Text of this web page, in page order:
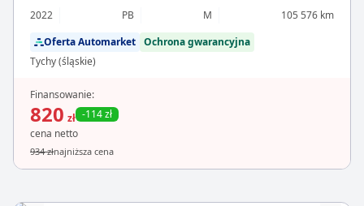
2022 PB M
105 576 km
Oferta Automarket Ochrona gwarancyjna
Tychy (śląskie)
Finansowanie:
820 zł -114 zł
cena netto
934 złnajniższa cena